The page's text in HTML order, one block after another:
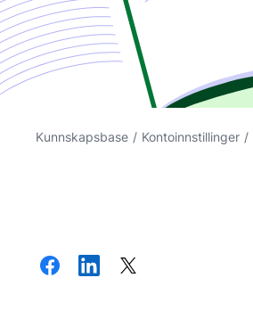
Kunnskapsbase / Kontoinnstillinger /